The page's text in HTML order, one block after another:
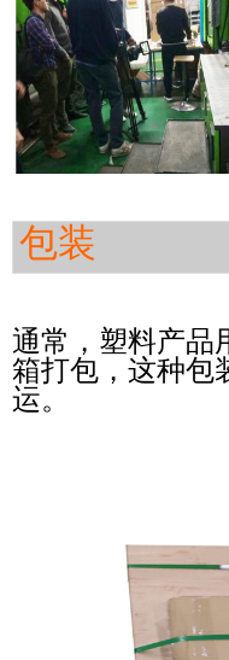
包装
通常，塑料产品
箱打包，这种包
运。